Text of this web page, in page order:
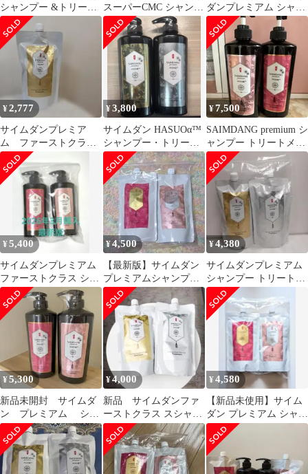
シャンプー &トリート
メント&レフィル4点セ
ット
スーパーCMC シャンプ
ー＆トリートメント
ダンプレミアム シャン
プー トリートメント つ
めかえ用
¥2,777
サイムダンプレミア
ム ファーストクラス
スーパー STEM CMC
シャンプー
¥3,800
サイムダン HASUOα™
シャンプー・トリート
メント
¥7,500
SAIMDANG premium シ
ャンプー トリートメン
ト 詰替セット
¥5,400
サイムダンプレミアム
ファーストクラス シャ
ンプー＆トリートメン
トセット 本体
¥4,500
【最新版】サイムダン
プレミアムシャンプー
&トリートメントリフ
ィル
¥4,380
サイムダンプレミアム
シャンプー トリートメ
ント つめかえ用 合計
2点 ！
¥5,300
新品未開封 サイムダ
ン プレミアム シャ
ンプー トリートメン
ト
¥4,000
新品 サイムダンファ
ーストクラス スシャン
プー＆トリートメント
セット 詰め替え用
¥4,580
【新品未使用】サイム
ダン プレミアム シャン
プー トリートメント 詰
替用☆最新版